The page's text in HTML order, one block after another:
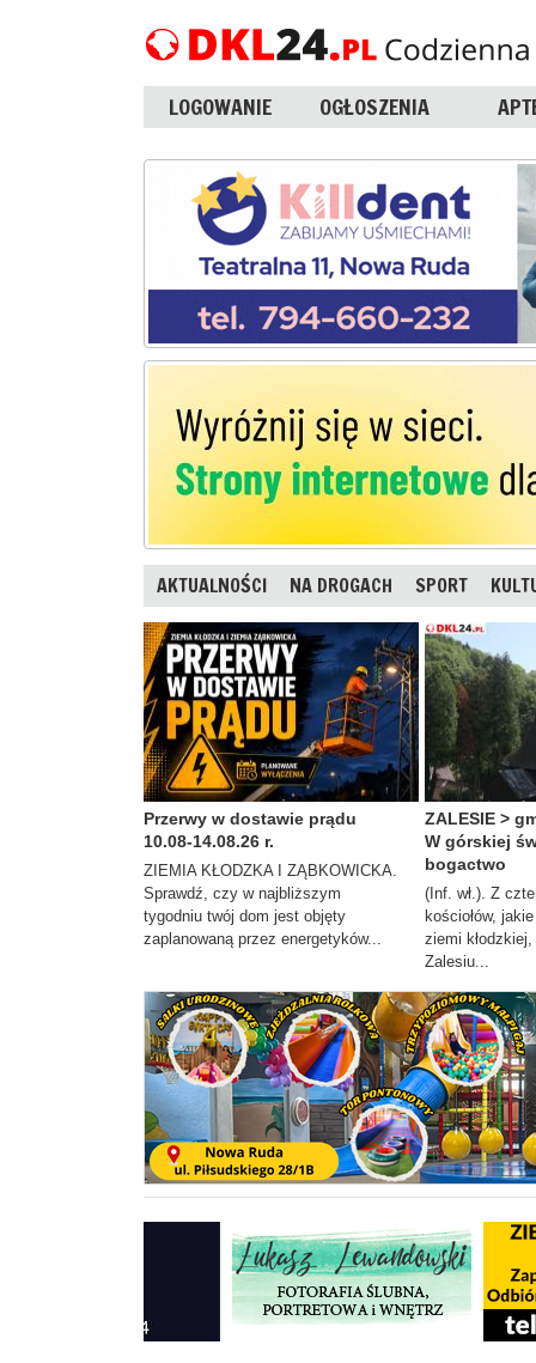
LOGOWANIE OGŁOSZENIA
AKTUALNOŚCI NA DROGACH SPORT
Przerwy w dostawie prądu
10.08-14.08.26 r.
ZIEMIA KŁODZKA I ZĄBKOWICKA.
Sprawdź, czy w najbliższym
tygodniu twój dom jest objęty
zaplanowaną przez energetyków...
ZALESIE >
W górskiej
bogactwo
(Inf. wł.). Z
kościołów,
ziemi
Zalesiu...